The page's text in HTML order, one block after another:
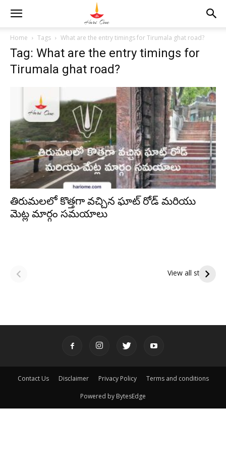
Home Tags What are the entry timings for Tirumala ghat road?
Tag: What are the entry timings for
Tirumala ghat road?
తిరుమలలో కొత్తగా వచ్చిన ఘాట్ రోడ్ మరియు
మెట్ల మార్గం సమయాలు
View all stories
పితృదేవతల ఆశీర్వాదం
ఇంద్రకీలాద్రి గిరి ప్రదక్షిణ
Contact Us Disclaimer Privacy Policy Terms and conditions
Powered by BytesEdge